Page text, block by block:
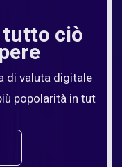
tutto ciò
di valuta digitale
popolarità in tut